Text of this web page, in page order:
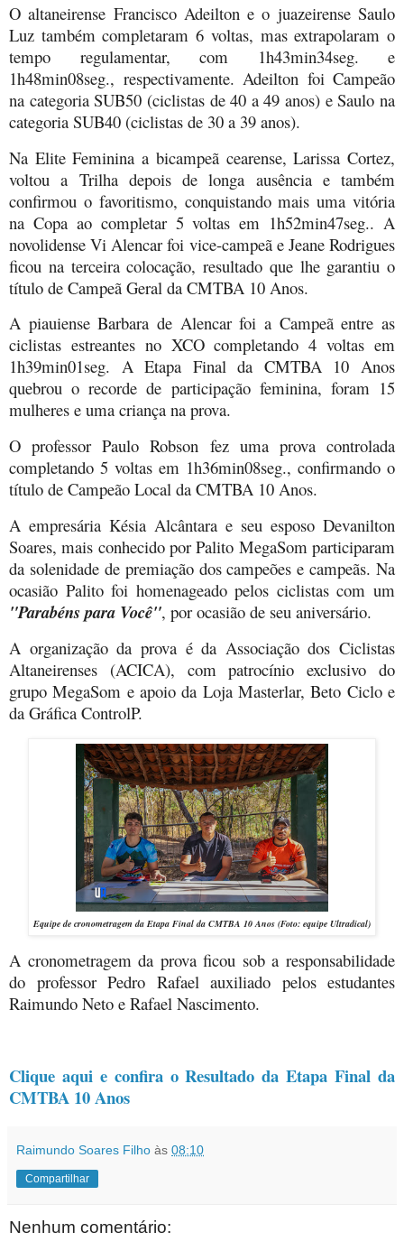
O altaneirense Francisco Adeilton e o juazeirense Saulo
Luz também completaram 6 voltas, mas extrapolaram o
tempo regulamentar, com 1h43min34seg. e
1h48min08seg., respectivamente. Adeilton foi Campeão
na categoria SUB50 (ciclistas de 40 a 49 anos) e Saulo na
categoria SUB40 (ciclistas de 30 a 39 anos).
Na Elite Feminina a bicampeã cearense, Larissa Cortez,
voltou a Trilha depois de longa ausência e também
confirmou o favoritismo, conquistando mais uma vitória
na Copa ao completar 5 voltas em 1h52min47seg.. A
novolidense Vi Alencar foi vice-campeã e Jeane Rodrigues
ficou na terceira colocação, resultado que lhe garantiu o
título de Campeã Geral da CMTBA 10 Anos.
A piauiense Barbara de Alencar foi a Campeã entre as
ciclistas estreantes no XCO completando 4 voltas em
1h39min01seg. A Etapa Final da CMTBA 10 Anos
quebrou o recorde de participação feminina, foram 15
mulheres e uma criança na prova.
O professor Paulo Robson fez uma prova controlada
completando 5 voltas em 1h36min08seg., confirmando o
título de Campeão Local da CMTBA 10 Anos.
A empresária Késia Alcântara e seu esposo Devanilton
Soares, mais conhecido por Palito MegaSom participaram
da solenidade de premiação dos campeões e campeãs. Na
ocasião Palito foi homenageado pelos ciclistas com um
"Parabéns para Você", por ocasião de seu aniversário.
A organização da prova é da Associação dos Ciclistas
Altaneirenses (ACICA), com patrocínio exclusivo do
grupo MegaSom e apoio da Loja Masterlar, Beto Ciclo e
da Gráfica ControlP.
Equipe de cronometragem da Etapa Final da CMTBA 10 Anos (Foto: equipe Ultradical)
A cronometragem da prova ficou sob a responsabilidade
do professor Pedro Rafael auxiliado pelos estudantes
Raimundo Neto e Rafael Nascimento.
Clique aqui e confira o Resultado da Etapa Final da
CMTBA 10 Anos
Raimundo Soares Filho às 08:10
Compartilhar
Nenhum comentário: